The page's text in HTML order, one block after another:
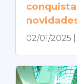
02/01/2025